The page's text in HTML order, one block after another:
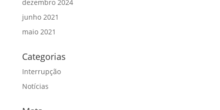
dezembro 2024
junho 2021
maio 2021
Categorias
Interrupção
Notícias